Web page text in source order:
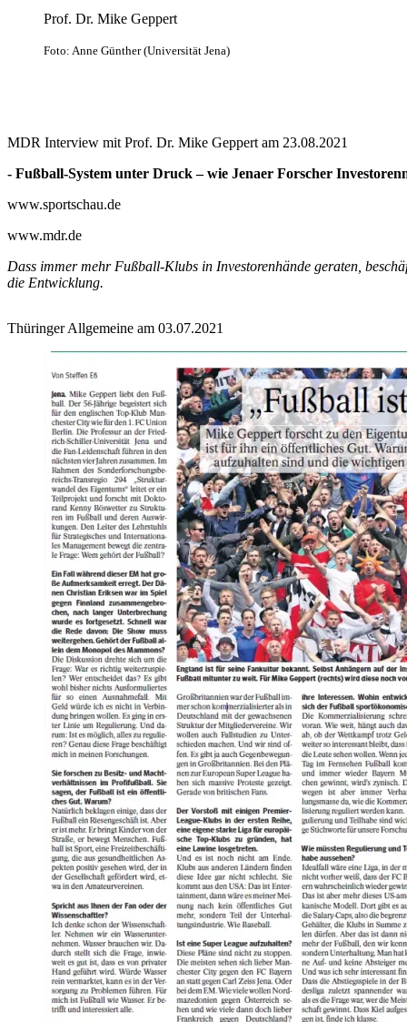
Prof. Dr. Mike Geppert
Foto: Anne Günther (Universität Jena)
MDR Interview mit Prof. Dr. Mike Geppert am 23.08.2021
- Fußball-System unter Druck – wie Jenaer Forscher
www.sportschau.de
www.mdr.de
Dass immer mehr Fußball-Klubs in Investorenhände geraten,
die Entwicklung.
Thüringer Allgemeine am 03.07.2021